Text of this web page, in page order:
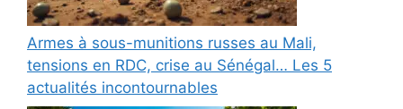
Armes à sous-munitions russes au Mali,
tensions en RDC, crise au Sénégal… Les 5
actualités incontournables